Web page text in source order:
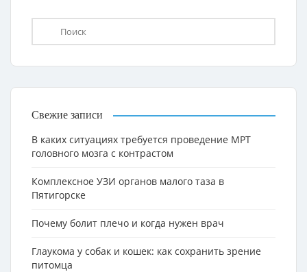
Свежие записи
В каких ситуациях требуется проведение МРТ
головного мозга с контрастом
Комплексное УЗИ органов малого таза в
Пятигорске
Почему болит плечо и когда нужен врач
Глаукома у собак и кошек: как сохранить зрение
питомца